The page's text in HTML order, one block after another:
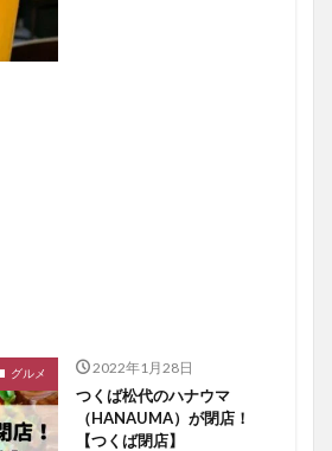
グルメ 2022年1月28日
つくば松代のハナウマ
（HANAUMA）が閉店！
【つくば閉店】